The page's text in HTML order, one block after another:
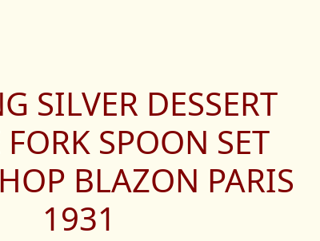
SILVER DESSERT
FORK SPOON SET
BLAZON PARIS
1931